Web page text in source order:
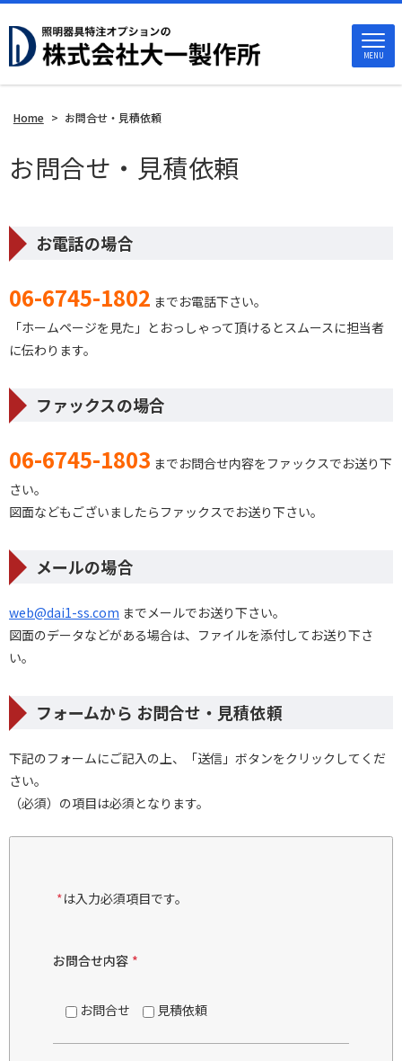
MENU
Home > お問合せ・見積依頼
お問合せ・見積依頼
お電話の場合
06-6745-1802 までお電話下さい。
「ホームページを見た」とおっしゃって頂けるとスムースに担当者
に伝わります。
ファックスの場合
06-6745-1803 までお問合せ内容をファックスでお送り下
さい。
図面などもございましたらファックスでお送り下さい。
メールの場合
web@dai1-ss.com までメールでお送り下さい。
図面のデータなどがある場合は、ファイルを添付してお送り下さ
い。
フォームから お問合せ・見積依頼
下記のフォームにご記入の上、「送信」ボタンをクリックしてくだ
さい。
（必須）の項目は必須となります。
*は入力必須項目です。
お問合せ内容 *
お問合せ 見積依頼